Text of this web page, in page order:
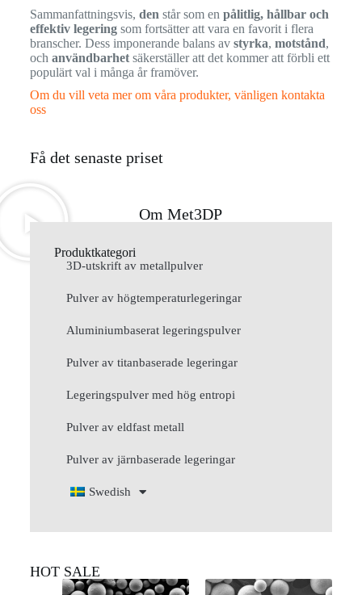
Sammanfattningsvis, den står som en pålitlig, hållbar och
effektiv legeringsom fortsätter att vara en favorit i flera
branscher. Dess imponerande balans av styrka, motstånd,
och användbarhetsäkerställer att det kommer att förbli ett
populärt val i många år framöver.
Om du vill veta mer om våra produkter, vänligen kontakta
oss
Få det senaste priset
Om Met3DP
Produktkategori
3D-utskrift av metallpulver
Pulver av högtemperaturlegeringar
Aluminiumbaserat legeringspulver
Pulver av titanbaserade legeringar
Legeringspulver med hög entropi
Pulver av eldfast metall
Pulver av järnbaserade legeringar
Swedish
HOT SALE